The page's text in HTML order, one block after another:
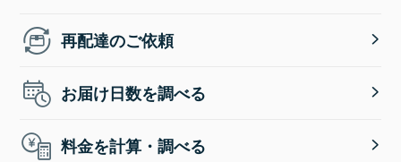
再配達のご依頼
お届け日数を調べる
料金を計算・調べる